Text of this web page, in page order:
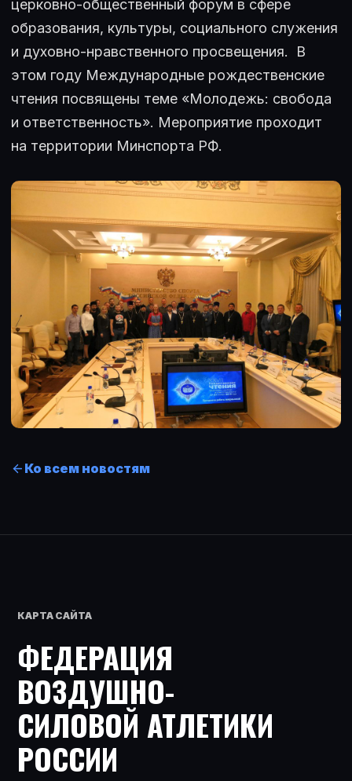
церковно-общественный форум в сфере
образования, культуры, социального служения
и духовно-нравственного просвещения. В
этом году Международные рождественские
чтения посвящены теме «Молодежь: свобода
и ответственность». Мероприятие проходит
на территории Минспорта РФ.
Ко всем новостям
КАРТА САЙТА
ФЕДЕРАЦИЯ
ВОЗДУШНО-
СИЛОВОЙ АТЛЕТИКИ
РОССИИ